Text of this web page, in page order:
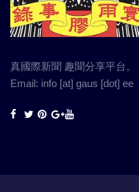
真國際新聞 趣聞分享平台。
Email: info [at] gaus [dot] ee